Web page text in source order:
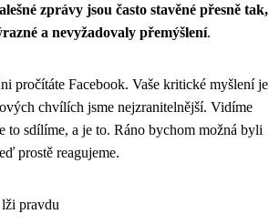
zprávy jsou často stavěné přesně
a nevyžadovaly přemýšlení.
pročítáte Facebook. Vaše kritické myšlení je
chvílích jsme nejzranitelnější. Vidíme
to sdílíme, a je to. Ráno bychom možná byli
prostě reagujeme.
pravdu